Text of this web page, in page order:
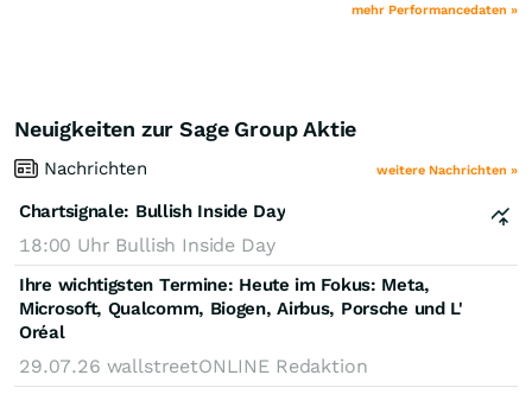
mehr Performancedaten »
Neuigkeiten zur Sage Group Aktie
Nachrichten weitere Nachrichten »
Chartsignale: Bullish Inside Day
18:00 Uhr Bullish Inside Day
Ihre wichtigsten Termine: Heute im Fokus: Meta,
Microsoft, Qualcomm, Biogen, Airbus, Porsche und L'
Oréal
29.07.26 wallstreetONLINE Redaktion